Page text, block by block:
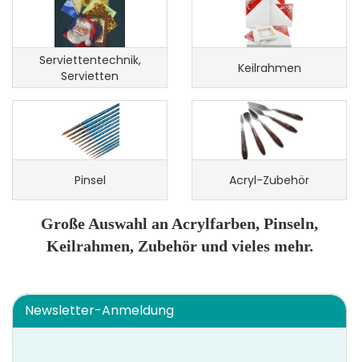
Serviettentechnik,
Servietten
Keilrahmen
Pinsel Acryl-Zubehör
Große Auswahl an Acrylfarben, Pinseln,
Keilrahmen, Zubehör und vieles mehr.
Newsletter-Anmeldung